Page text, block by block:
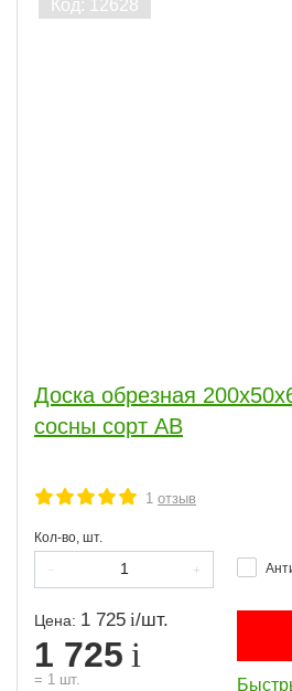
Доска обрезная
сосны сорт АВ
1 отзыв
Кол-во, шт.
Цена: 1 725 /шт.
1 725
= 1 шт.